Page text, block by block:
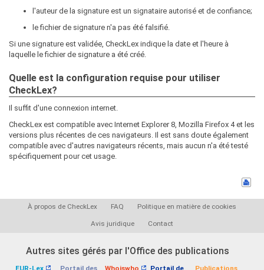
l'auteur de la signature est un signataire autorisé et de confiance;
le fichier de signature n'a pas été falsifié.
Si une signature est validée, CheckLex indique la date et l'heure à
laquelle le fichier de signature a été créé.
Quelle est la configuration requise pour utiliser
CheckLex?
Il suffit d'une connexion internet.
CheckLex est compatible avec Internet Explorer 8, Mozilla Firefox 4 et les
versions plus récentes de ces navigateurs. Il est sans doute également
compatible avec d'autres navigateurs récents, mais aucun n'a été testé
spécifiquement pour cet usage.
À propos de CheckLex FAQ Politique en matière de cookies
Avis juridique Contact
Autres sites gérés par l'Office des publications
EUR-Lex Portail des Whoiswho Portail de Publications